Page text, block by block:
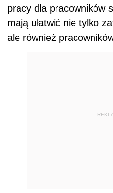
pracy dla pracowników
mają ułatwić nie tylko
ale również